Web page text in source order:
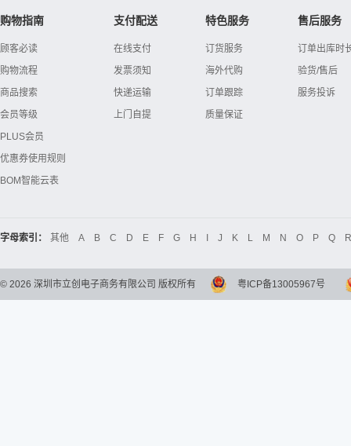
购物指南
顾客必读
购物流程
商品搜索
会员等级
PLUS会员
优惠券使用规则
BOM智能云表
支付配送
在线支付
发票须知
快递运输
上门自提
特色服务
订货服务
海外代购
订单跟踪
质量保证
售后服务
订单出库时
验货/售后
服务投诉
字母索引： 其他 A B C D E F G H J K L M N O P Q R
© 2026 深圳市立创电子商务有限公司 版权所有 粤ICP备13005967号